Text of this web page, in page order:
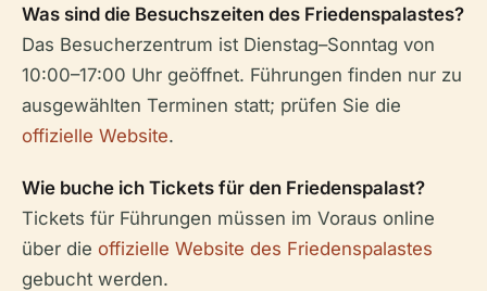
Was sind die Besuchszeiten des Friedenspalastes?
Das Besucherzentrum ist Dienstag–Sonntag von
10:00–17:00 Uhr geöffnet. Führungen finden nur zu
ausgewählten Terminen statt; prüfen Sie die
offizielle Website.
Wie buche ich Tickets für den Friedenspalast?
Tickets für Führungen müssen im Voraus online
über die offizielle Website des Friedenspalastes
gebucht werden.